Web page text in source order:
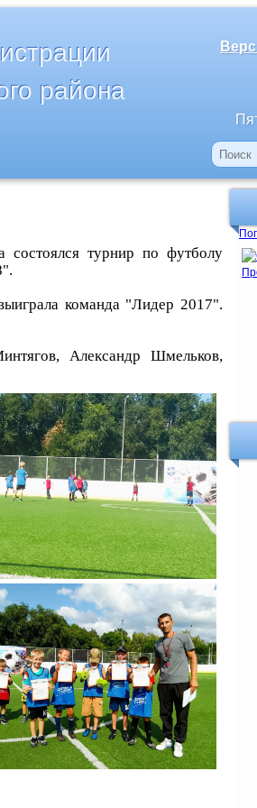
района
состоялся турнир по футболу
команда "Лидер 2017".
Александр Шмельков,